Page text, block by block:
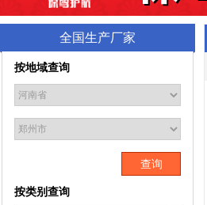
全国生产厂家
按地域查询
查询
按类别查询